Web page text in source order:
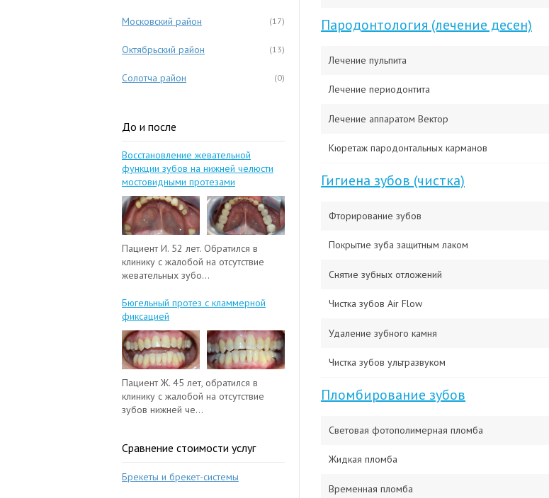
Пародонтология (лечение десен)
Лечение пульпита
Лечение периодонтита
Лечение аппаратом Вектор
Кюретаж пародонтальных карманов
Гигиена зубов (чистка)
Фторирование зубов
Покрытие зуба защитным лаком
Снятие зубных отложений
Чистка зубов Air Flow
Удаление зубного камня
Чистка зубов ультразвуком
Пломбирование зубов
Световая фотополимерная пломба
Жидкая пломба
Временная пломба
(17)
Московский район
(13)
Октябрьский район
(0)
Солотча район
До и после
Восстановление жевательной
функции зубов на нижней челюсти
мостовидными протезами
Пациент И. 52 лет. Обратился в
клинику с жалобой на отсутствие
жевательных зубо...
Бюгельный протез с кламмерной
фиксацией
Пациент Ж. 45 лет, обратился в
клинику с жалобой на отсутствие
зубов нижней че...
Сравнение стоимости услуг
Брекеты и брекет-системы